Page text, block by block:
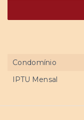
Condomínio
IPTU Mensal